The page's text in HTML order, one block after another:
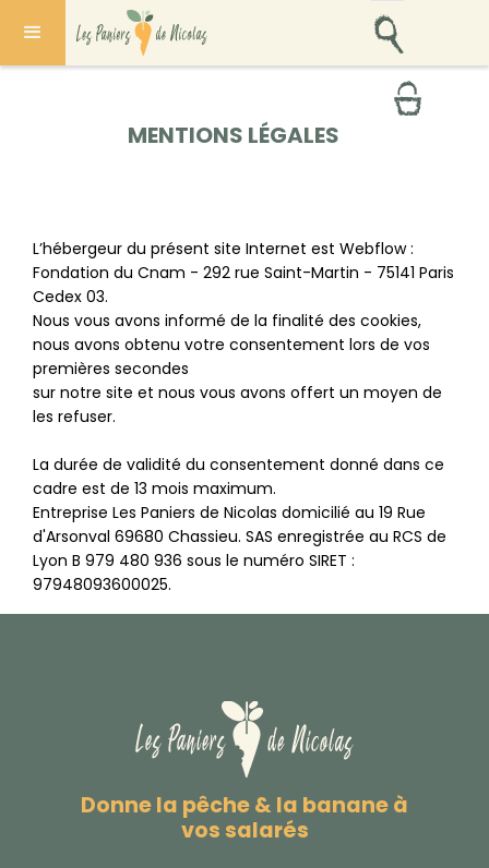
MENTIONS LÉGALES
L’hébergeur du présent site Internet est Webflow :
Fondation du Cnam - 292 rue Saint-Martin - 75141 Paris
Cedex 03.
Nous vous avons informé de la finalité des cookies,
nous avons obtenu votre consentement lors de vos
premières secondes
sur notre site et nous vous avons offert un moyen de
les refuser.
La durée de validité du consentement donné dans ce
cadre est de 13 mois maximum.
Entreprise Les Paniers de Nicolas domicilié au 19 Rue
d'Arsonval 69680 Chassieu. SAS enregistrée au RCS de
Lyon B 979 480 936 sous le numéro SIRET :
97948093600025.
Donne la pêche & la banane à
vos salarés